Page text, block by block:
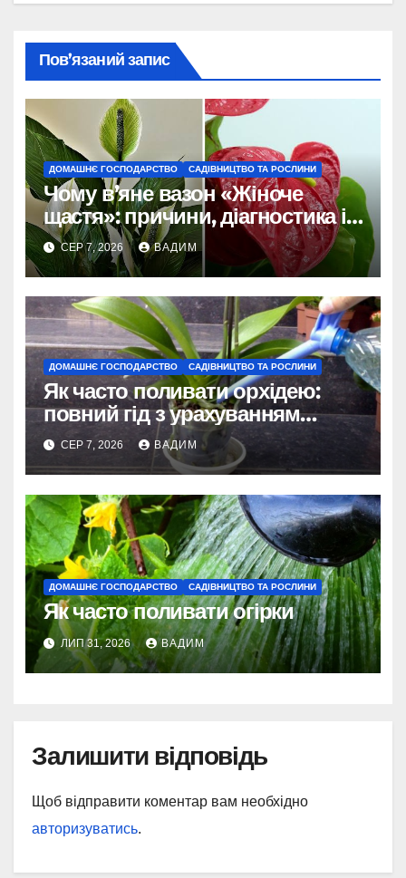
Пов’язаний запис
ДОМАШНЄ ГОСПОДАРСТВО САДІВНИЦТВО ТА РОСЛИНИ
Чому в’яне вазон «Жіноче
щастя»: причини, діагностика і
порятунок рослини
СЕР 7, 2026 ВАДИМ
ДОМАШНЄ ГОСПОДАРСТВО САДІВНИЦТВО ТА РОСЛИНИ
Як часто поливати орхідею:
повний гід з урахуванням
сезону та виду
СЕР 7, 2026 ВАДИМ
ДОМАШНЄ ГОСПОДАРСТВО САДІВНИЦТВО ТА РОСЛИНИ
Як часто поливати огірки
ЛИП 31, 2026 ВАДИМ
Залишити відповідь
Щоб відправити коментар вам необхідно
авторизуватись.